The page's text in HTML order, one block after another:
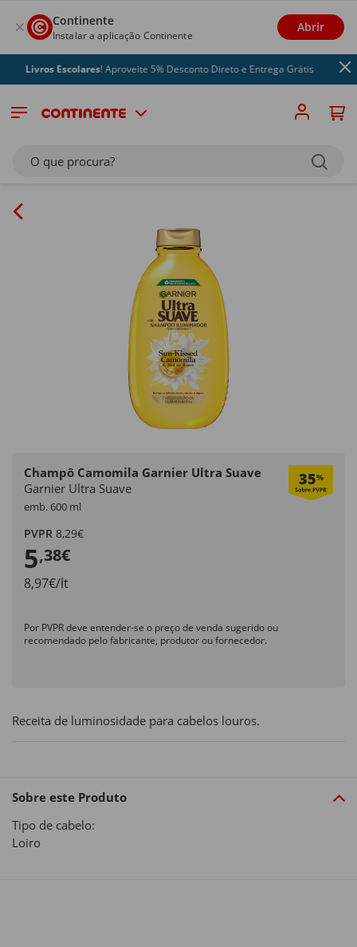
Continente
Instalar a aplicação Continente
Abrir
Livros Escolares! Aproveite 5% Desconto Direto e Entrega Grátis
O que procura?
Champô Camomila Garnier Ultra Suave 35%
Garnier Ultra Suave
emb. 600 ml
PVPR 8,29€
5,38€
8,97€/lt
Por PVPR deve entender-se o preço de venda sugerido ou
recomendado pelo fabricante, produtor ou fornecedor.
Receita de luminosidade para cabelos louros.
Sobre este Produto
Tipo de cabelo:
Loiro